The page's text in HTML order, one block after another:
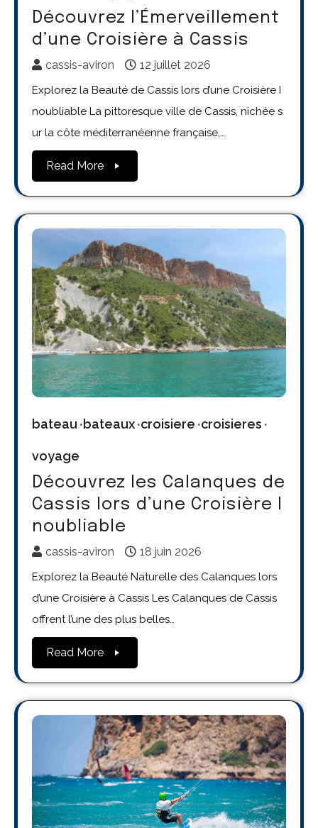
Découvrez l’Émerveillement
d’une Croisière à Cassis
cassis-aviron 12 juillet 2026
Explorez la Beauté de Cassis lors d’une Croisière I
noubliable La pittoresque ville de Cassis, nichée s
ur la côte méditerranéenne française,…
Read More
bateau bateaux croisiere croisieres
voyage
Découvrez les Calanques de
Cassis lors d’une Croisière I
noubliable
cassis-aviron 18 juin 2026
Explorez la Beauté Naturelle des Calanques lors
d’une Croisière à Cassis Les Calanques de Cassis
offrent l’une des plus belles…
Read More